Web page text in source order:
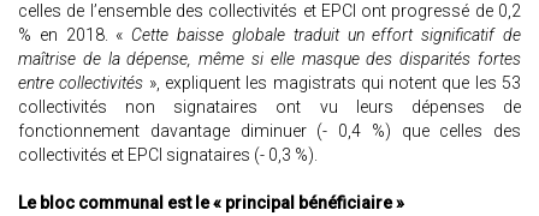
celles de l’ensemble des collectivités et EPCI ont progressé de 0,2
% en 2018. « Cette baisse globale traduit un effort significatif de
maîtrise de la dépense, même si elle masque des disparités fortes
entre collectivités », expliquent les magistrats qui notent que les 53
collectivités non signataires ont vu leurs dépenses de
fonctionnement davantage diminuer (- 0,4 %) que celles des
collectivités et EPCI signataires (- 0,3 %).
Le bloc communal est le « principal bénéficiaire »